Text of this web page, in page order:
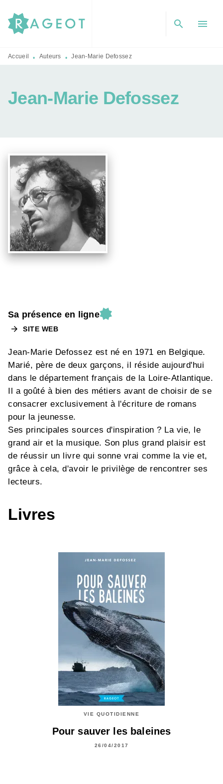
MENU RECHERCHE
PIED DE PAGE
search menu
Accueil • Auteurs • Jean-Marie Defossez
Jean-Marie Defossez
Jean-Marie Defossez est né en 1971 en Belgique.
Marié, père de deux garçons, il réside aujourd'hui
dans le département français de la Loire-Atlantique.
Il a goûté à bien des métiers avant de choisir de se
consacrer exclusivement à l'écriture de romans
pour la jeunesse.
Ses principales sources d'inspiration ? La vie, le
grand air et la musique. Son plus grand plaisir est
de réussir un livre qui sonne vrai comme la vie et,
grâce à cela, d'avoir le privilège de rencontrer ses
lecteurs.
Sa présence en ligne
arrow_forward SITE WEB
Livres
VIE QUOTIDIENNE
Pour sauver les baleines
26/04/2017